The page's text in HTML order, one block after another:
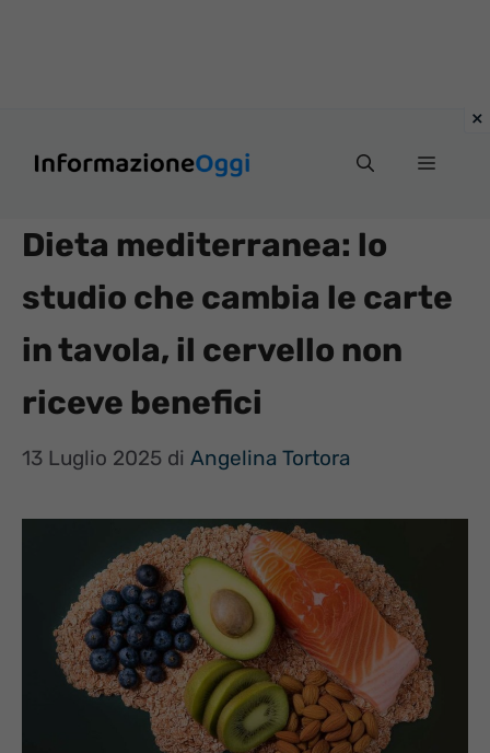
Menu
Dieta mediterranea: lo
studio che cambia le carte
in tavola, il cervello non
riceve benefici
13 Luglio 2025 di Angelina Tortora